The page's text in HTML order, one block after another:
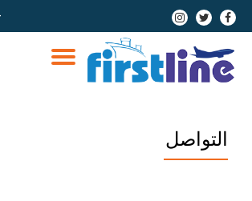
content
46
التواصل